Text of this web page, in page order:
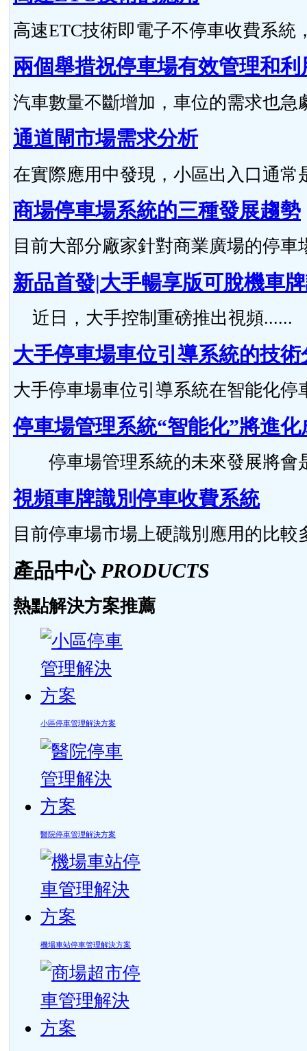
高速ETC技術即電子不停車收費系統
兩個舉措祝停車場有效管理和利
汽車數量不斷增加，車位的需求也
通道閘市場需求分析
在實際應用中發現，小區出入口通
商場停車場系統的三種發展趨勢
目前大部分廠家針對商業廣場的停
新品首發|大手暢享版可脫機車
近日，大手控制重磅推出視頻......
大手停車場車位引導系統的技術
大手停車場車位引導系統在智能化
停車場管理系統“智能化”將進
停車場管理系統的未來發展將會
視頻車牌識別停車收費系統
目前停車場市場上硬識別應用的比
產品中心 PRODUCTS
熱點解決方案推薦
小區停車管理解決方案
醫院停車管理解決方案
機場車站停車管理解決方案